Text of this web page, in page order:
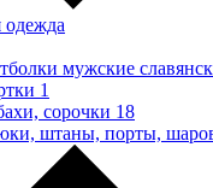
мужские
1
сорочки 18
штаны, порты,